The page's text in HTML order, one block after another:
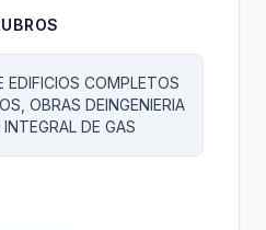
EDIFICIOS COMPLETOS
OBRAS DEINGENIERIA
DE GAS